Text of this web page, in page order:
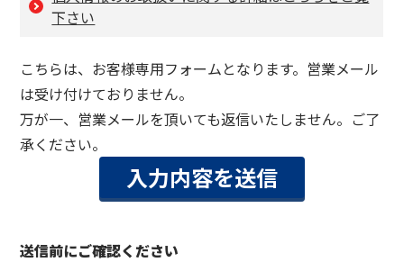
下さい
こちらは、お客様専用フォームとなります。営業メール
は受け付けておりません。
万が一、営業メールを頂いても返信いたしません。ご了
承ください。
送信前にご確認ください